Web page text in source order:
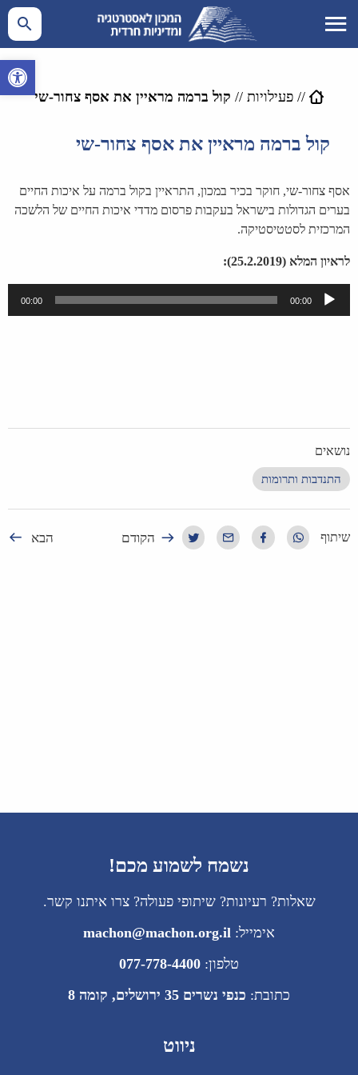
פתח
// פעילויות // קול ברמה מראיין את אסף צחור-שי
קול ברמה מראיין את אסף צחור-שי
אסף צחור-שי, חוקר בכיר במכון, התראיין בקול ברמה על איכות החיים
בערים הגדולות בישראל בעקבות פרסום מדדי איכות החיים של הלשכה
המרכזית לסטטיסטיקה.
לראיון המלא (25.2.2019):
00:00
00:00
נושאים
התנדבות ותרומות
שיתוף הקודם הבא
נשמח לשמוע מכם!
שאלות? רעיונות? שיתופי פעולה? צרו איתנו קשר.
אימייל: machon@machon.org.il
טלפון: 077-778-4400
כתובת: כנפי נשרים 35 ירושלים, קומה 8
ניווט